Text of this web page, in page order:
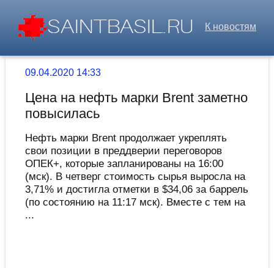
К новостям
09.04.2020 14:33
Цена на нефть марки Brent заметно
повысилась
Нефть марки Brent продолжает укреплять
свои позиции в преддверии переговоров
ОПЕК+, которые запланированы на 16:00
(мск). В четверг стоимость сырья выросла на
3,71% и достигла отметки в $34,06 за баррель
(по состоянию на 11:17 мск). Вместе с тем на
...